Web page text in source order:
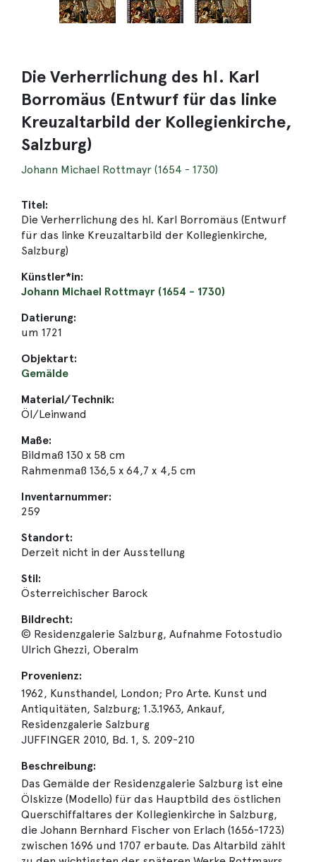
Die Verherrlichung des hl. Karl
Borromäus (Entwurf für das linke
Kreuzaltarbild der Kollegienkirche,
Salzburg)
Johann Michael Rottmayr (1654 - 1730)
Titel:
Die Verherrlichung des hl. Karl Borromäus (Entwurf
für das linke Kreuzaltarbild der Kollegienkirche,
Salzburg)
Künstler*in:
Johann Michael Rottmayr (1654 - 1730)
Datierung:
um 1721
Objektart:
Gemälde
Material/Technik:
Öl/Leinwand
Maße:
Bildmaß 130 x 58 cm
Rahmenmaß 136,5 x 64,7 x 4,5 cm
Inventarnummer:
259
Standort:
Derzeit nicht in der Ausstellung
Stil:
Österreichischer Barock
Bildrecht:
© Residenzgalerie Salzburg, Aufnahme Fotostudio
Ulrich Ghezzi, Oberalm
Provenienz:
1962, Kunsthandel, London; Pro Arte. Kunst und
Antiquitäten, Salzburg; 1.3.1963, Ankauf,
Residenzgalerie Salzburg
JUFFINGER 2010, Bd. 1, S. 209-210
Beschreibung:
Das Gemälde der Residenzgalerie Salzburg ist eine
Ölskizze (Modello) für das Hauptbild des östlichen
Querschiffaltares der Kollegienkirche in Salzburg,
die Johann Bernhard Fischer von Erlach (1656-1723)
zwischen 1696 und 1707 erbaute. Das Altarbild zählt